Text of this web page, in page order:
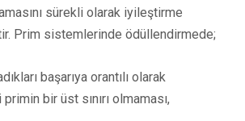
sürekli olarak iyileştirme
Prim sistemlerinde ödüllendirmede;
başarıya orantılı olarak
bir üst sınırı olmaması,